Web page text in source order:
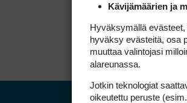
Kävijämäärien ja
Hyväksymällä
hyväksy evästeitä, osa
muuttaa valintojasi
alareunassa.
Jotkin teknologiat
oikeutettu peruste